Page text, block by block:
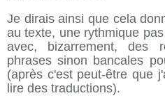
Je dirais ainsi que cela
au texte, une rythmique
avec, bizarrement, des
phrases sinon bancales
(après c'est peut-être que
lire des traductions).